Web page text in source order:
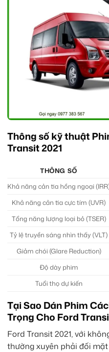
Thông số kỹ thuật
Transit 2021
THÔNG SỐ
Khả năng cản tia hồng ngoại
Khả năng cản tia cực tím (UVR)
Tổng năng lượng loại bỏ (TSER)
Tỷ lệ truyền sáng nhìn thấy (VLT)
Giảm chói (Glare Reduction)
Độ dày phim
Tuổi thọ dự kiến
Tại Sao Dán Phim
Trọng Cho Ford
Ford Transit 2021, với
thường xuyên phải đối